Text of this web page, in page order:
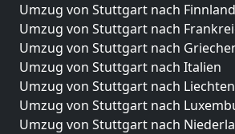
Umzug von Stuttgart nach Finnland
Umzug von Stuttgart nach
Umzug von Stuttgart nach
Umzug von Stuttgart nach Italien
Umzug von Stuttgart nach
Umzug von Stuttgart nach
Umzug von Stuttgart nach